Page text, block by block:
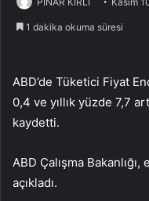
1 dakika okuma süresi
ABD’de Tüketici Fiyat
0,4 ve yıllık yüzde 7,7
kaydetti.
ABD Çalışma
açıkladı.